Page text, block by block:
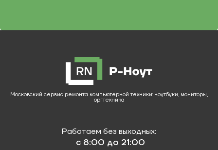
Московский сервис ремонта компьютерной техники: ноутбуки, мониторы,
оргтехника
Работаем без выходных:
с 8:00 до 21:00